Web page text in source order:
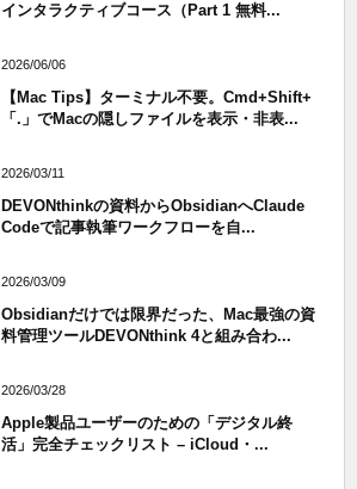
インタラクティブコース（Part 1 無料...
2026/06/06
【Mac Tips】ターミナル不要。Cmd+Shift+
「.」でMacの隠しファイルを表示・非表...
2026/03/11
DEVONthinkの資料からObsidianへClaude
Codeで記事執筆ワークフローを自...
2026/03/09
Obsidianだけでは限界だった、Mac最強の資
料管理ツールDEVONthink 4と組み合わ...
2026/03/28
Apple製品ユーザーのための「デジタル終
活」完全チェックリスト – iCloud・...